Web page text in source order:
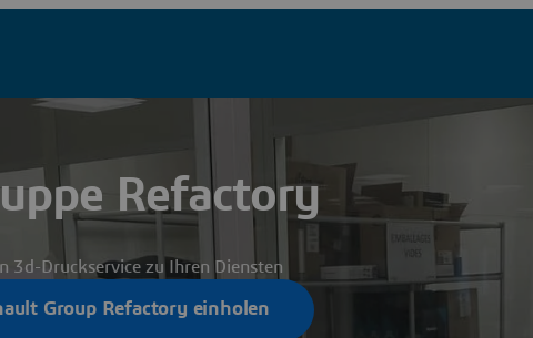
Refactory
3d-Druckservice zu Ihren Diensten
Group Refactory einholen